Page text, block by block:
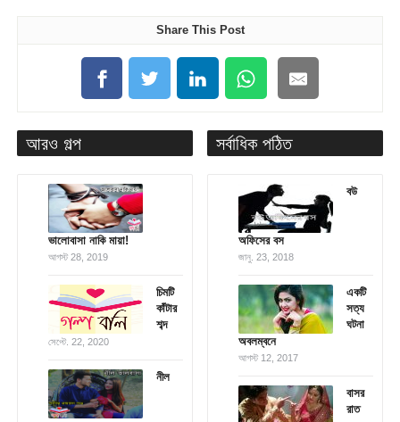
Share This Post
আরও গল্প
ভালোবাসা নাকি মায়া!
আগস্ট 28, 2019
চিমটি
কাঁটার
শব্দ
সেপ্টে. 22, 2020
নীল
সর্বাধিক পঠিত
বউ
অফিসের বস
জানু. 23, 2018
একটি
সত্য
ঘটনা
অবলম্বনে
আগস্ট 12, 2017
বাসর
রাত